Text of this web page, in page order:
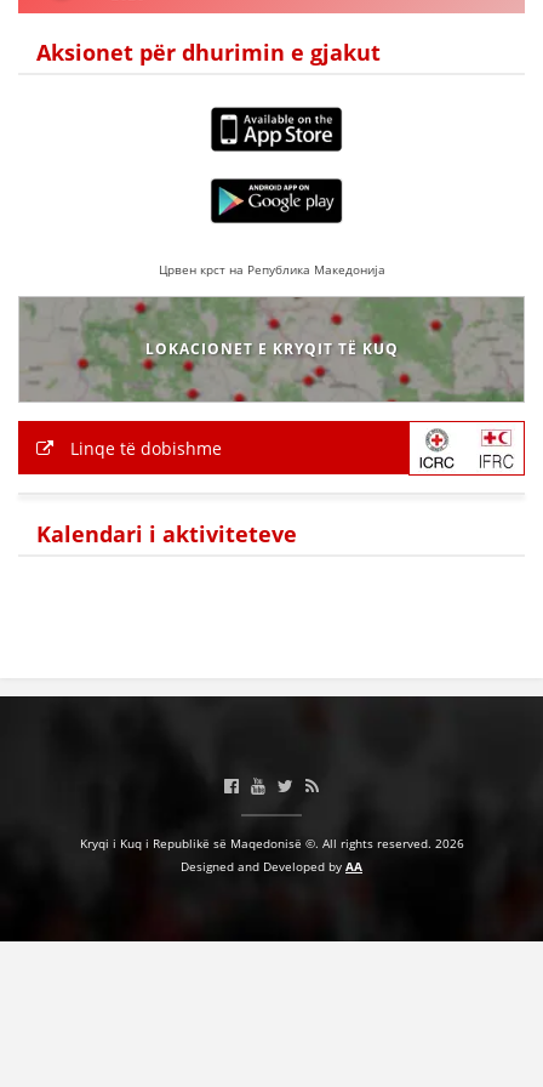
DORACAKË
STRATEGJI
BROCHURES
PRESENTATIONS
Aksionet për dhurimin e gjakut
Црвен крст на Република Македонија
LOKACIONET E KRYQIT TË KUQ
Linqe të dobishme
Kalendari i aktiviteteve
Kryqi i Kuq i Republikë së Maqedonisë ©. All rights reserved. 2026
Designed and Developed by AA